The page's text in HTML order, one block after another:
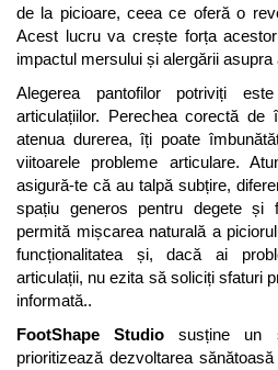
de la picioare, ceea ce oferă o
Acest lucru va crește forța
impactul mersului și alergării asupra
Alegerea pantofilor potriviți
articulațiilor. Perechea corectă de
atenua durerea, îți poate
viitoarele probleme articulare.
asigură-te că au talpă subțire,
spațiu generos pentru degete și
permită mișcarea naturală a
funcționalitatea și, dacă ai
articulații, nu ezita să soliciți sfaturi
informată..
FootShape Studio susține un
prioritizează dezvoltarea